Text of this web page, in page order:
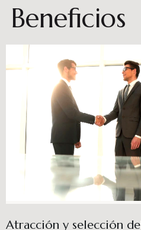
Beneficios
Atracción y selección